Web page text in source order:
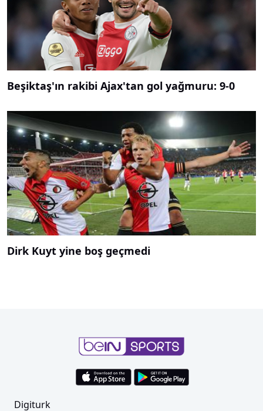
Beşiktaş'ın rakibi Ajax'tan gol yağmuru: 9-0
Dirk Kuyt yine boş geçmedi
Digiturk